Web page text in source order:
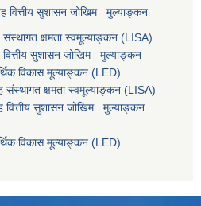
वित्तीय सुशासन जोखिम मुल्याङ्कन
क्षमता स्वमूल्याङ्कन (LISA)
सुशासन जोखिम मुल्याङ्कन
विकास मूल्याङ्कन (LED)
क्षमता स्वमूल्याङ्कन (LISA)
सुशासन जोखिम मुल्याङ्कन
विकास मूल्याङ्कन (LED)